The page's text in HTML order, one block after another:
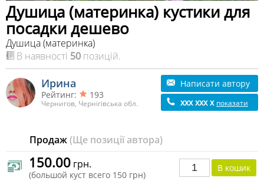
Душица (материнка) кустики для
посадки дешево
Душица (материнка)
В наявності 50 позицій.
Ирина
Рейтинг: 193
Чернигов, Чернігівська обл.
Написати автору
xxx xxx x показати
Продаж(Ще позиції автора)
150.00 грн.
(большой куст всего 150 грн)